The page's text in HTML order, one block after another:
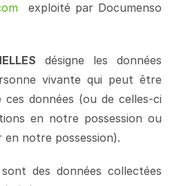
exploité par Documenso
désigne les données
vivante qui peut être
données (ou de celles-ci
en notre possession ou
en notre possession).
sont des données collectées